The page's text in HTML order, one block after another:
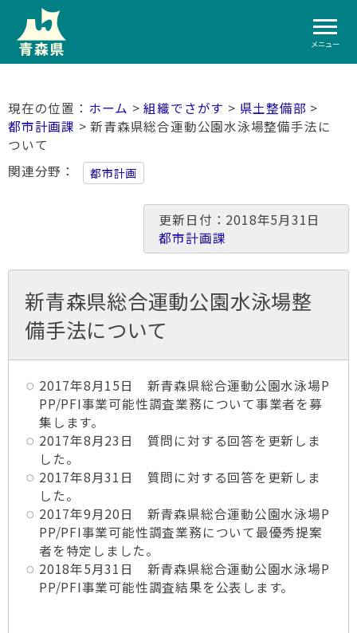
メニュー
ホーム >組織でさがす > 県土整備部 >
都市計画課 > 新青森県総合運動公園水泳場整備手法に
ついて
関連分野
都市計画
更新日付：2018年5月31日
都市計画課
新青森県総合運動公園水泳場整
備手法について
2017年8月15日 新青森県総合運動公園水泳場P
PP/PFI事業可能性調査業務について事業者を募
集します。
2017年8月23日 質問に対する回答を更新しま
した。
2017年8月31日 質問に対する回答を更新しま
した。
2017年9月20日 新青森県総合運動公園水泳場P
PP/PFI事業可能性調査業務について最優秀提案
者を特定しました。
2018年5月31日 新青森県総合運動公園水泳場P
PP/PFI事業可能性調査結果を公表します。